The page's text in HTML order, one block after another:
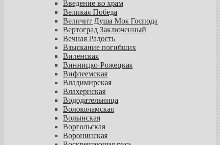
Введение во храм
Великая Победа
Величит Душа Моя Господа
Вертоград Заключенный
Вечная Радость
Взыскание погибших
Виленская
Винницко-Рожецкая
Вифлеемская
Владимирская
Влахернская
Вододательница
Волоколамская
Волынская
Воргольская
Воронинская